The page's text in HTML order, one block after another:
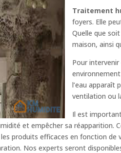
Traitement
foyers. Elle
Quelle que
maison, ainsi
Pour
l’eau apparaît
ventilation ou
Il est
et empêcher sa
produits efficaces en fonction
Nos experts seront